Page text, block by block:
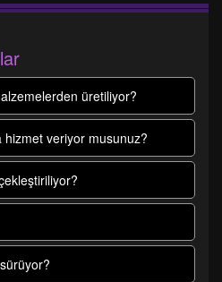
üretiliyor?
hizmet veriyor musunuz?